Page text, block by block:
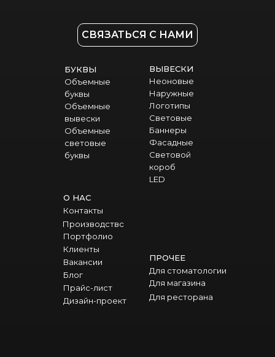
СВЯЗАТЬСЯ С НАМИ
БУКВЫ
Объемные
буквы
Объемные
вывески
Объемные
световые
буквы
ВЫВЕСКИ
Неоновые
Наружные
Логотипы
Световые
Баннеры
Фасадные
Световой
короб
LED
ПРОЧЕЕ
Для стоматологии
Для магазина
Для ресторана
О НАС
Контакты
Производство
Портфолио
Клиенты
Вакансии
Блог
Прайс-лист
Дизайн-проект